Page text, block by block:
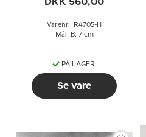
Varenr.: R4705-H
Mål: B: 7 cm
PÅ LAGER
Se vare